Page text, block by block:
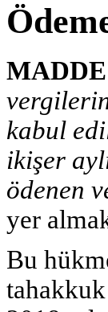
kabul
ikişer
ödenen
yer
Bu